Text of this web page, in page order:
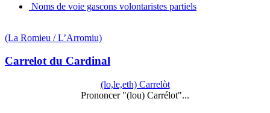
Noms de voie gascons volontaristes partiels
(La Romieu / L’Arromiu)
Carrelot du Cardinal
(lo,le,eth) Carrelòt
Prononcer "(lou) Carrélot"...